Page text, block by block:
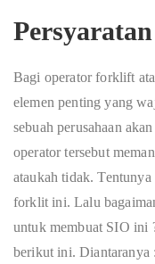
Bagi operator forklift
elemen penting yang
sebuah perusahaan
operator tersebut
ataukah tidak. Tentunya
forklit ini. Lalu
untuk membuat SIO ini
berikut ini. Diantaranya :